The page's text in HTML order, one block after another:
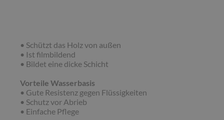
• Schützt das Holz von außen
• Ist filmbildend
• Bildet eine dicke Schicht
Vorteile Wasserbasis
• Gute Resistenz gegen Flüssigkeiten
• Schutz vor Abrieb
• Einfache Pflege